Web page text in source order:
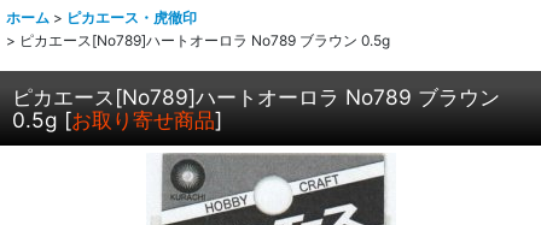
ホーム > ピカエース・虎徹印
> ピカエース[No789]ハートオーロラ No789 ブラウン 0.5g
ピカエース[No789]ハートオーロラ No789 ブラウン
0.5g [お取り寄せ商品]